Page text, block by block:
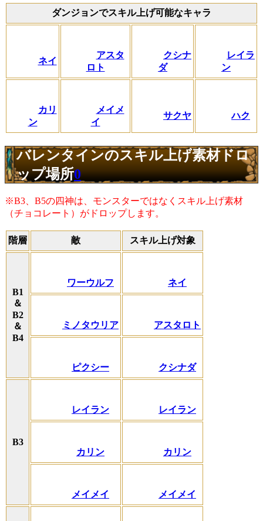
ダンジョンでスキル上げ可能なキャラ
ネイ
アスタ
ロト
クシナ
ダ
レイラ
ン
カリ
ン
メイメ
イ
サクヤ ハク
バレンタインのスキル上げ素材ドロ
ップ場所0
※B3、B5の四神は、モンスターではなくスキル上げ素材
（チョコレート）がドロップします。
階層 敵 スキル上げ対象
B1
＆
B2
＆
B4
ワーウルフ ネイ
ミノタウリア アスタロト
ピクシー クシナダ
B3
レイラン レイラン
カリン カリン
メイメイ メイメイ